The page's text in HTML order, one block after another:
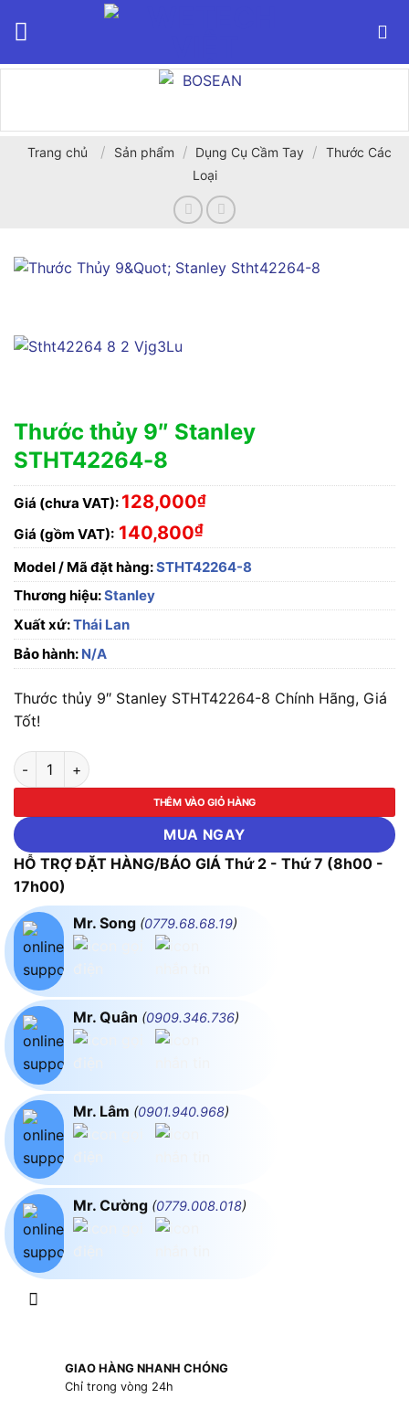
Trang chủ / Sản phẩm / Dụng Cụ Cầm Tay / Thước Các
Loại
Thước thủy 9″ Stanley
STHT42264-8
Giá (chưa VAT): 128,000₫
Giá (gồm VAT): 140,800₫
Model / Mã đặt hàng:STHT42264-8
Thương hiệu:Stanley
Xuất xứ:Thái Lan
Bảo hành: N/A
Thước thủy 9″ Stanley STHT42264-8 Chính Hãng, Giá
Tốt!
Thước thủy 9" Stanley STHT42264-8 số lượng
THÊM VÀO GIỎ HÀNG
MUA NGAY
HỖ TRỢ ĐẶT HÀNG/BÁO GIÁ Thứ 2 - Thứ 7 (8h00 -
17h00)
Mr. Song (0779.68.68.19)
Mr. Quân (0909.346.736)
Mr. Lâm (0901.940.968)
Mr. Cường (0779.008.018)
GIAO HÀNG NHANH CHÓNG
Chỉ trong vòng 24h